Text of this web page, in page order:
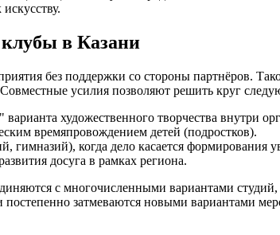
в Казани
без поддержки со стороны
усилия позволяют решить круг
художественного творчества внутри
времяпровождением детей (подростков).
гимназий), когда дело касается формирования
досуга в рамках региона.
с многочисленными вариантами
постепенно затмеваются новыми вариантами